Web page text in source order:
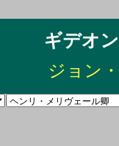
ギデオ
ジョン